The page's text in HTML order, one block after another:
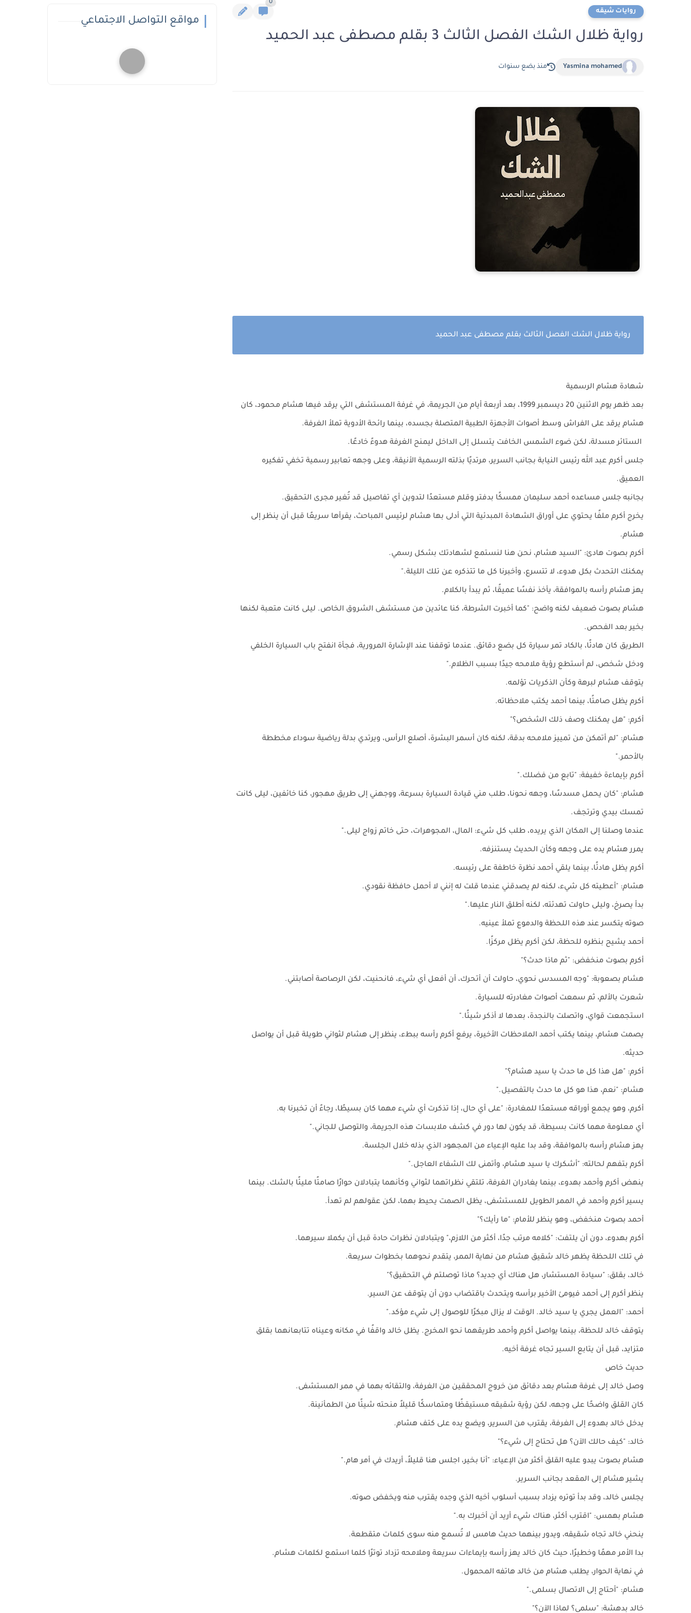
روايات شيقه
0
رواية ظلال الشك الفصل الثالث 3 بقلم مصطفى عبد الحميد
Yasmina mohamed منذ بضع سنوات
رواية ظلال الشك الفصل الثالث بقلم مصطفى عبد الحميد
شهادة هشام الرسمية
بعد ظهر يوم الاثنين 20 ديسمبر 1999، بعد أربعة أيام من الجريمة، في غرفة المستشفى التي يرقد فيها هشام محمود، كان
هشام يرقد على الفراش وسط أصوات الأجهزة الطبية المتصلة بجسده، بينما رائحة الأدوية تملأ الغرفة.
الستائر مسدلة، لكن ضوء الشمس الخافت يتسلل إلى الداخل ليمنح الغرفة هدوءً خادعًا.
جلس أكرم عبد الله رئيس النيابة بجانب السرير، مرتديًا بذلته الرسمية الأنيقة، وعلى وجهه تعابير رسمية تخفي تفكيره
العميق.
بجانبه جلس مساعده أحمد سليمان ممسكًا بدفتر وقلم مستعدًا لتدوين أي تفاصيل قد تُغير مجرى التحقيق.
يخرج أكرم ملفًا يحتوي على أوراق الشهادة المبدئية التي أدلى بها هشام لرئيس المباحث، يقرأها سريعًا قبل أن ينظر إلى
هشام.
أكرم بصوت هادئ: "السيد هشام، نحن هنا لنستمع لشهادتك بشكل رسمي.
يمكنك التحدث بكل هدوء، لا تتسرع، وأخبرنا كل ما تتذكره عن تلك الليلة."
يهز هشام رأسه بالموافقة، يأخذ نفسًا عميقًا، ثم يبدأ بالكلام.
هشام بصوت ضعيف لكنه واضح: "كما أخبرت الشرطة، كنا عائدين من مستشفى الشروق الخاص. ليلى كانت متعبة لكنها
بخير بعد الفحص.
الطريق كان هادئًا، بالكاد تمر سيارة كل بضع دقائق. عندما توقفنا عند الإشارة المرورية، فجأة انفتح باب السيارة الخلفي
ودخل شخص، لم أستطع رؤية ملامحه جيدًا بسبب الظلام."
يتوقف هشام لبرهة وكأن الذكريات تؤلمه.
أكرم يظل صامتًا، بينما أحمد يكتب ملاحظاته.
أكرم: "هل يمكنك وصف ذلك الشخص؟"
هشام: "لم أتمكن من تمييز ملامحه بدقة، لكنه كان أسمر البشرة، أصلع الرأس، ويرتدي بدلة رياضية سوداء مخططة
بالأحمر."
أكرم بإيماءة خفيفة: "تابع من فضلك."
هشام: "كان يحمل مسدسًا، وجهه نحونا، طلب مني قيادة السيارة بسرعة، ووجهني إلى طريق مهجور، كنا خائفين، ليلى كانت
تمسك بيدي وترتجف.
عندما وصلنا إلى المكان الذي يريده، طلب كل شيء: المال، المجوهرات، حتى خاتم زواج ليلى."
يمرر هشام يده على وجهه وكأن الحديث يستنزفه.
أكرم يظل هادئًا، بينما يلقي أحمد نظرة خاطفة على رئيسه.
هشام: "أعطيته كل شيء، لكنه لم يصدقني عندما قلت له إنني لا أحمل حافظة نقودي.
بدأ يصرخ، وليلى حاولت تهدئته، لكنه أطلق النار عليها."
صوته يتكسر عند هذه اللحظة والدموع تملأ عينيه.
أحمد يشيح بنظره للحظة، لكن أكرم يظل مركزًا.
أكرم بصوت منخفض: "ثم ماذا حدث؟"
هشام بصعوبة: "وجه المسدس نحوي، حاولت أن أتحرك، أن أفعل أي شيء، فانحنيت، لكن الرصاصة أصابتني.
شعرت بالألم، ثم سمعت أصوات مغادرته للسيارة.
استجمعت قواي، واتصلت بالنجدة، بعدها لا أذكر شيئًا."
يصمت هشام، بينما يكتب أحمد الملاحظات الأخيرة، يرفع أكرم رأسه ببطء، ينظر إلى هشام لثواني طويلة قبل أن يواصل
حديثه.
أكرم: "هل هذا كل ما حدث يا سيد هشام؟"
هشام: "نعم، هذا هو كل ما حدث بالتفصيل."
أكرم، وهو يجمع أوراقه مستعدًا للمغادرة: "على أي حال، إذا تذكرت أي شيء مهما كان بسيطًا، رجاءً أن تخبرنا به.
أي معلومة مهما كانت بسيطة، قد يكون لها دور في كشف ملابسات هذه الجريمة، والتوصل للجاني."
يهز هشام رأسه بالموافقة، وقد بدا عليه الإعياء من المجهود الذي بذله خلال الجلسة.
أكرم بتفهم لحالته: "أشكرك يا سيد هشام، وأتمنى لك الشفاء العاجل."
ينهض أكرم وأحمد بهدوء، بينما يغادران الغرفة، تلتقي نظراتهما لثواني وكأنهما يتبادلان حوارًا صامتًا مليئًا بالشك. بينما
يسير أكرم وأحمد في الممر الطويل للمستشفى، يظل الصمت يحيط بهما، لكن عقولهم لم تهدأ.
أحمد بصوت منخفض، وهو ينظر للأمام: "ما رأيك؟"
أكرم بهدوء، دون أن يلتفت: "كلامه مرتب جدًا، أكثر من اللازم،" ويتبادلان نظرات حادة قبل أن يكملا سيرهما.
في تلك اللحظة يظهر خالد شقيق هشام من نهاية الممر، يتقدم نحوهما بخطوات سريعة.
خالد، بقلق: "سيادة المستشار، هل هناك أي جديد؟ ماذا توصلتم في التحقيق؟"
ينظر أكرم إلى أحمد فيومئ الأخير برأسه ويتحدث باقتضاب دون أن يتوقف عن السير.
أحمد: "العمل يجري يا سيد خالد. الوقت لا يزال مبكرًا للوصول إلى شيء مؤكد."
يتوقف خالد للحظة، بينما يواصل أكرم وأحمد طريقهما نحو المخرج. يظل خالد واقفًا في مكانه وعيناه تتابعانهما بقلق
متزايد، قبل أن يتابع السير تجاه غرفة أخيه.
حديث خاص
وصل خالد إلى غرفة هشام بعد دقائق من خروج المحققين من الغرفة، والتقائه بهما في ممر المستشفى.
كان القلق واضحًا على وجهه، لكن رؤية شقيقه مستيقظًا ومتماسكًا قليلاً منحته شيئًا من الطمأنينة.
يدخل خالد بهدوء إلى الغرفة، يقترب من السرير، ويضع يده على كتف هشام.
خالد: "كيف حالك الآن؟ هل تحتاج إلى شيء؟"
هشام بصوت يبدو عليه القلق أكثر من الإعياء: "أنا بخير، اجلس هنا قليلاً، أريدك في أمر هام."
يشير هشام إلى المقعد بجانب السرير.
يجلس خالد، وقد بدأ توتره يزداد بسبب أسلوب أخيه الذي وجده يقترب منه ويخفض صوته.
هشام بهمس: "اقترب أكثر، هناك شيء أريد أن أخبرك به."
ينحني خالد تجاه شقيقه، ويدور بينهما حديث هامس لا تُسمع منه سوى كلمات متقطعة.
بدا الأمر مهمًا وخطيرًا، حيث كان خالد يهز رأسه بإيماءات سريعة وملامحه تزداد توترًا كلما استمع لكلمات هشام.
في نهاية الحوار، يطلب هشام من خالد هاتفه المحمول.
هشام: "أحتاج إلى الاتصال بسلمى."
خالد بدهشة: "سلمى؟ لماذا الآن؟"
مواقع التواصل الاجتماعي